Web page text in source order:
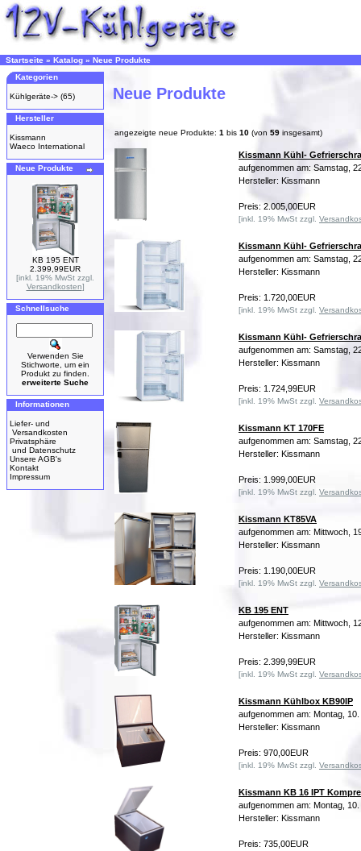
Startseite » Katalog » Neue Produkte
Kategorien
Kühlgeräte-> (65)
Hersteller
Kissmann
Waeco International
Neue Produkte
KB 195 ENT
2.399,99EUR
[inkl. 19% MwSt zzgl.
Versandkosten]
Schnellsuche
Verwenden Sie
Stichworte, um ein
Produkt zu finden.
erweiterte Suche
Informationen
Liefer- und
Versandkosten
Privatsphäre
und Datenschutz
Unsere AGB's
Kontakt
Impressum
Neue Produkte
angezeigte neue Produkte: 1 bis 10 (von 59 insgesamt)
Kissmann Kühl-
aufgenommen am: Samstag,
Hersteller: Kissmann
Preis: 2.005,00EUR
[inkl. 19% MwSt zzgl.
Kissmann Kühl-
aufgenommen am: Samstag,
Hersteller: Kissmann
Preis: 1.720,00EUR
[inkl. 19% MwSt zzgl.
Kissmann Kühl-
aufgenommen am: Samstag,
Hersteller: Kissmann
Preis: 1.724,99EUR
[inkl. 19% MwSt zzgl.
Kissmann KT 170FE
aufgenommen am: Samstag,
Hersteller: Kissmann
Preis: 1.999,00EUR
[inkl. 19% MwSt zzgl.
Kissmann KT85VA
aufgenommen am: Mittwoch,
Hersteller: Kissmann
Preis: 1.190,00EUR
[inkl. 19% MwSt zzgl.
KB 195 ENT
aufgenommen am: Mittwoch,
Hersteller: Kissmann
Preis: 2.399,99EUR
[inkl. 19% MwSt zzgl.
Kissmann Kühlbox KB90IP
aufgenommen am: Montag,
Hersteller: Kissmann
Preis: 970,00EUR
[inkl. 19% MwSt zzgl.
Kissmann KB 16 IPT
aufgenommen am: Montag,
Hersteller: Kissmann
Preis: 735,00EUR